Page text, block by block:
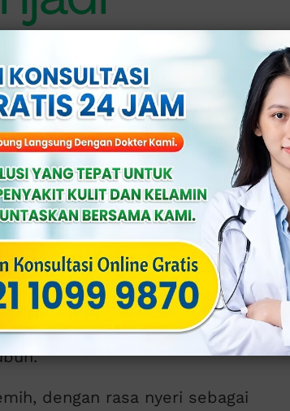
Buang
dapat disebabkan oleh
banyak.
air kecil sekitar 6-7 kali,
dan tidak terlalu dingin.
12 gelas. Terlalu banyak
dapat mengakibatkan
dengan rasa nyeri sebagai